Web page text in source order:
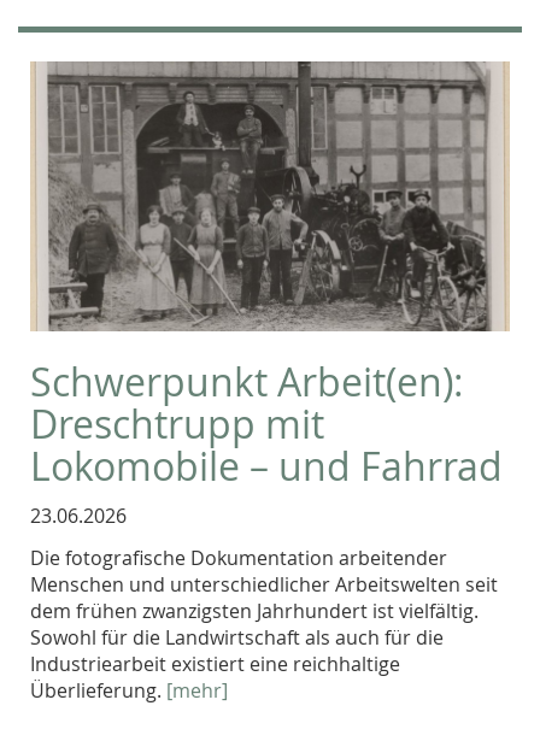
Schwerpunkt Arbeit(en):
Dreschtrupp mit
Lokomobile – und Fahrrad
23.06.2026
Die fotografische Dokumentation arbeitender
Menschen und unterschiedlicher Arbeitswelten seit
dem frühen zwanzigsten Jahrhundert ist vielfältig.
Sowohl für die Landwirtschaft als auch für die
Industriearbeit existiert eine reichhaltige
Überlieferung. [mehr]